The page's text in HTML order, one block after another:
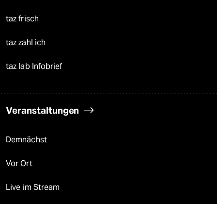
taz frisch
taz zahl ich
taz lab Infobrief
Veranstaltungen
Demnächst
Vor Ort
Live im Stream